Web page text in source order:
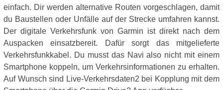
einfach. Dir werden alternative Routen vorgeschlagen, damit
du Baustellen oder Unfälle auf der Strecke umfahren kannst.
Der digitale Verkehrsfunk von Garmin ist direkt nach dem
Auspacken einsatzbereit. Dafür sorgt das mitgelieferte
Verkehrsfunkkabel. Du musst das Navi also nicht mit einem
Smartphone koppeln, um Verkehrsinformationen zu erhalten.
Auf Wunsch sind Live-Verkehrsdaten2 bei Kopplung mit dem